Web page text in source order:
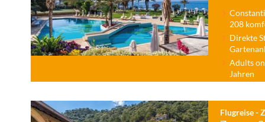
208
Direkte
Adults
Jahren
Flugreise -